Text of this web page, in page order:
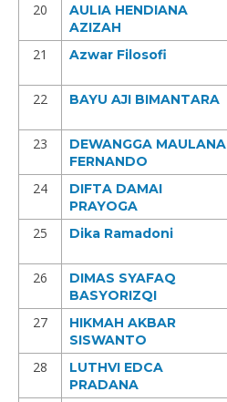
20
AULIA HENDIANA
AZIZAH
21 Azwar Filosofi
22 BAYU AJI BIMANTARA
23
DEWANGGA MAULANA
FERNANDO
24
DIFTA DAMAI
PRAYOGA
25 Dika Ramadoni
26
DIMAS SYAFAQ
BASYORIZQI
27
HIKMAH AKBAR
SISWANTO
28
LUTHVI EDCA
PRADANA